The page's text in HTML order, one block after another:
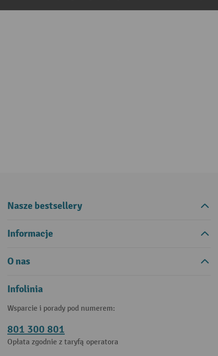
Nasze bestsellery
Informacje
O nas
Infolinia
Wsparcie i porady pod numerem:
801 300 801
Opłata zgodnie z taryfą operatora